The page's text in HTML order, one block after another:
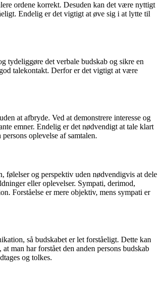
ordene korrekt. Desuden kan det være nyttigt
Endelig er det vigtigt at øve sig i at lytte til
tydeliggøre det verbale budskab og sikre en
talekontakt. Derfor er det vigtigt at være
at afbryde. Ved at demonstrere interesse og
emner. Endelig er det nødvendigt at tale klart
oplevelse af samtalen.
følelser og perspektiv uden nødvendigvis at dele
eller oplevelser. Sympati, derimod,
Forståelse er mere objektiv, mens sympati er
så budskabet er let forståeligt. Dette kan
man har forstået den anden persons budskab
og tolkes.